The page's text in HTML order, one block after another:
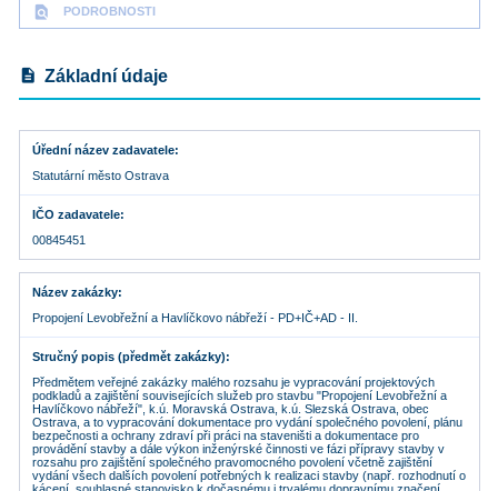
find_in_page PODROBNOSTI
description Základní údaje
Úřední název zadavatele
Statutární město Ostrava
IČO zadavatele
00845451
Název zakázky
Propojení Levobřežní a Havlíčkovo nábřeží - PD+IČ+AD - II.
Stručný popis (předmět zakázky)
Předmětem veřejné zakázky malého rozsahu je vypracování projektových
podkladů a zajištění souvisejících služeb pro stavbu "Propojení Levobřežní a
Havlíčkovo nábřeží", k.ú. Moravská Ostrava, k.ú. Slezská Ostrava, obec
Ostrava, a to vypracování dokumentace pro vydání společného povolení, plánu
bezpečnosti a ochrany zdraví při práci na staveništi a dokumentace pro
provádění stavby a dále výkon inženýrské činnosti ve fázi přípravy stavby v
rozsahu pro zajištění společného pravomocného povolení včetně zajištění
vydání všech dalších povolení potřebných k realizaci stavby (např. rozhodnutí o